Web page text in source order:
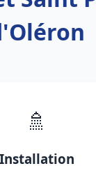
🚿
Installation